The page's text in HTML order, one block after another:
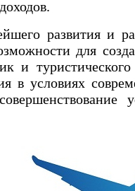
развития и
для
и
в условиях